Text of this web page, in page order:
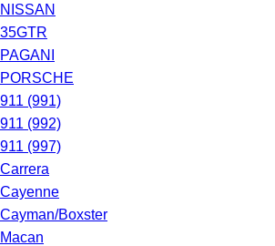
NISSAN
35GTR
PAGANI
PORSCHE
911 (991)
911 (992)
911 (997)
Carrera
Cayenne
Cayman/Boxster
Macan